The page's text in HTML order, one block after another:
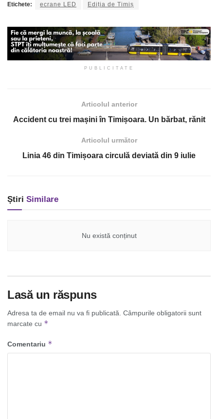
Etichete: ecrane LED Ediția de Timiș
PUBLICITATE
Articolul anterior
Accident cu trei mașini în Timișoara. Un bărbat, rănit
Articolul următor
Linia 46 din Timișoara circulă deviată din 9 iulie
Știri Similare
Nu există conținut
Lasă un răspuns
Adresa ta de email nu va fi publicată. Câmpurile obligatorii sunt
marcate cu *
Comentariu *